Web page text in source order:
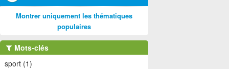
Montrer uniquement les thématiques
populaires
Mots-clés
sport (1)